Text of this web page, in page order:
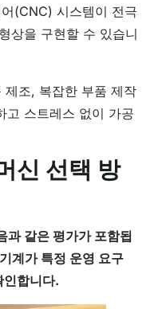
(CNC) 시스템이 전극
상을 구현할 수 있습니
제조, 복잡한 부품 제작
고 스트레스 없이 가공
신 선택 방
과 같은 평가가 포함됩
계가 특정 운영 요구
인합니다.